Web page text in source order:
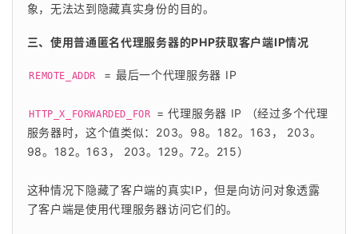
象，无法达到隐藏真实身份的目的。
三、使用普通匿名代理服务器的PHP获取客户端IP情况
REMOTE_ADDR = 最后一个代理服务器 IP
HTTP_X_FORWARDED_FOR
= 代理服务器 IP （经过多个代理
服务器时，这个值类似：203。98。182。163， 203。
98。182。163， 203。129。72。215）
这种情况下隐藏了客户端的真实IP，但是向访问对象透露
了客户端是使用代理服务器访问它们的。